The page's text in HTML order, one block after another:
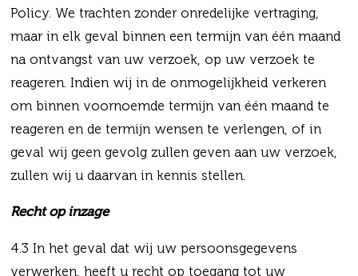
Policy. We trachten zonder onredelijke vertraging,
maar in elk geval binnen een termijn van één maand
na ontvangst van uw verzoek, op uw verzoek te
reageren. Indien wij in de onmogelijkheid verkeren
om binnen voornoemde termijn van één maand te
reageren en de termijn wensen te verlengen, of in
geval wij geen gevolg zullen geven aan uw verzoek,
zullen wij u daarvan in kennis stellen.
Recht op inzage
4.3 In het geval dat wij uw persoonsgegevens
verwerken, heeft u recht op toegang tot uw